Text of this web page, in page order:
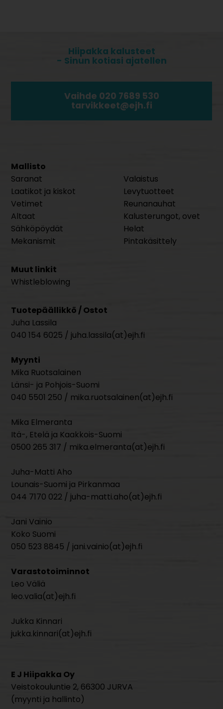
Hiipakka kalusteet
- Sinun kotiasi ajatellen
Vaihde 020 7689 530
tarvikkeet@ejh.fi
Mallisto
Saranat
Laatikot ja kiskot
Vetimet
Altaat
Sähköpöydät
Mekanismit
Valaistus
Levytuotteet
Reunanauhat
Kalusterungot, ovet
Helat
Pintakäsittely
Muut linkit
Whistleblowing
Tuotepäällikkö / Ostot
Juha Lassila
040 154 6025 / juha.lassila(at)ejh.fi
Myynti
Mika Ruotsalainen
Länsi- ja Pohjois-Suomi
040 5501 250 / mika.ruotsalainen(at)ejh.fi
Mika Elmeranta
Itä-, Etelä ja Kaakkois-Suomi
0500 265 317 / mika.elmeranta(at)ejh.fi
Juha-Matti Aho
Lounais-Suomi ja Pirkanmaa
044 7170 022 / juha-matti.aho(at)ejh.fi
Jani Vainio
Koko Suomi
050 523 8845 / jani.vainio(at)ejh.fi
Varastotoiminnot
Leo Väliä
leo.valia(at)ejh.fi
Jukka Kinnari
jukka.kinnari(at)ejh.fi
E J Hiipakka Oy
Veistokouluntie 2, 66300 JURVA
(myynti ja hallinto)